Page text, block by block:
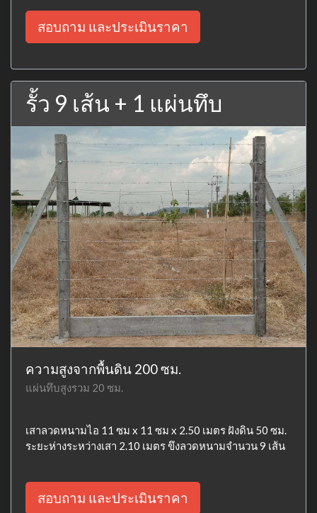
สอบถาม และประเมินราคา
รั้ว 9 เส้น + 1 แผ่นทึบ
ความสูงจากพื้นดิน 200 ซม.
แผ่นทึบสูงรวม 20 ซม.
เสาลวดหนามไอ 11 ซม x 11 ซม x 2.50 เมตร ฝังดิน 50 ซม.
ระยะห่างระหว่างเสา 2.10 เมตร ขึงลวดหนามจำนวน 9 เส้น
สอบถาม และประเมินราคา